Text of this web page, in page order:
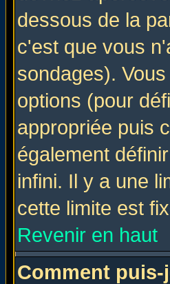
dessous de la
c'est que vous
sondages).
options (pour
appropriée puis
également
infini. Il y a une
cette limite est
Revenir en haut
Comment